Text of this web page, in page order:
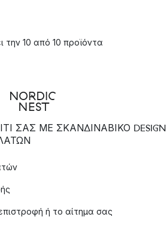
την 10 από 10 προϊόντα
ΣΑΣ ΜΕ ΣΚΑΝΔΙΝΑΒΙΚΟ DESIGN
ή το αίτημα σας